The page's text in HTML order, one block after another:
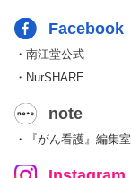
Facebook
・南江堂公式
・NurSHARE
note
・『がん看護』編集室